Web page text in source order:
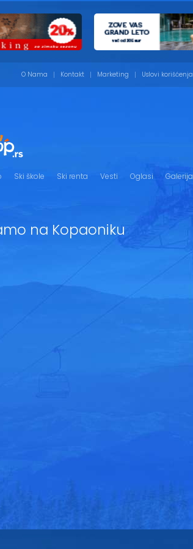
O Nama Kontakt Marketing Uslovi korišćenja
Ski škole Ski renta Vesti Oglasi Galerija
na Kopaoniku